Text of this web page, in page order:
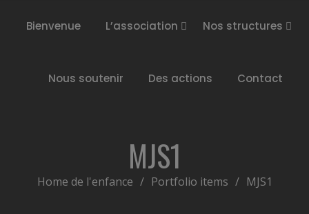
Bienvenue L’association Nos structures
Nous soutenir Des actions Contact
MJS1
Home de l'enfance / Portfolio items / MJS1